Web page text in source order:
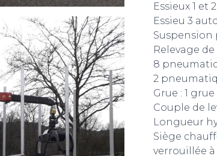
Essieux 1 et
Essieu 3
Suspension
Relevage
8
2
Grue : 1
Couple de
Longueur
Siège
verrouillée